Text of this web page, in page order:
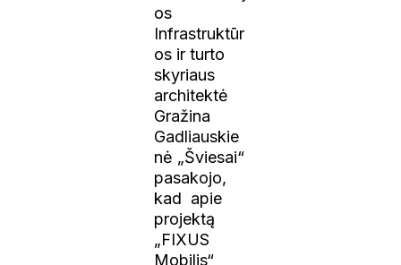
os
Infrastruktūr
os ir turto
skyriaus
architektė
Gražina
Gadliauskie
nė „Šviesai“
pasakojo,
kad apie
projektą
„FIXUS
Mobilis“